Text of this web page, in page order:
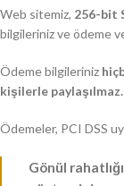
Web sitemiz, 256-bit
bilgileriniz ve ödeme
Ödeme bilgileriniz
kişilerle paylaşılmaz.
Ödemeler, PCI DSS
Gönül